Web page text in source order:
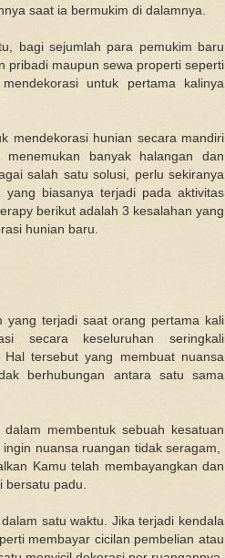
saat ia bermukim di dalamnya.
bagi sejumlah para pemukim baru
pribadi maupun sewa properti seperti
untuk pertama kalinya
mendekorasi hunian secara mandiri
banyak halangan dan
salah satu solusi, perlu sekiranya
yang biasanya terjadi pada aktivitas
berikut adalah 3 kesalahan yang
hunian baru.
yang terjadi saat orang pertama kali
secara keseluruhan seringkali
tersebut yang membuat nuansa
berhubungan antara satu sama
membentuk sebuah kesatuan
nuansa ruangan tidak seragam,
Kamu telah membayangkan dan
padu.
satu waktu. Jika terjadi kendala
membayar cicilan pembelian atau